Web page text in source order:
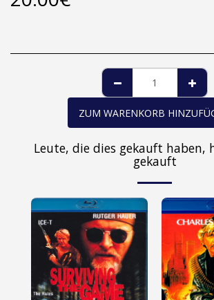
ZUM WARENKORB
Leute, die dies gekauft haben,
gekauft